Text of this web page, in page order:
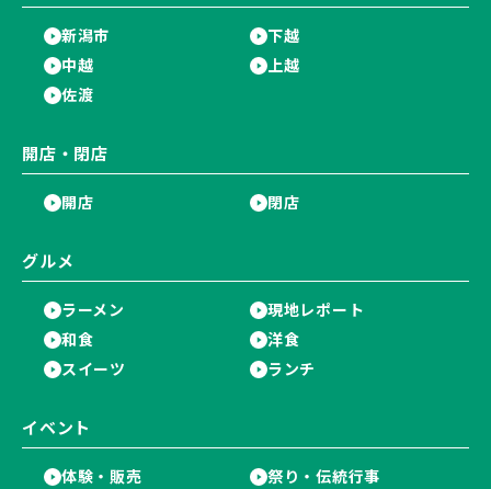
新潟市
下越
中越
上越
佐渡
開店・閉店
開店 閉店
グルメ
ラーメン
現地レポート
和食
洋食
スイーツ
ランチ
イベント
体験・販売
祭り・伝統行事